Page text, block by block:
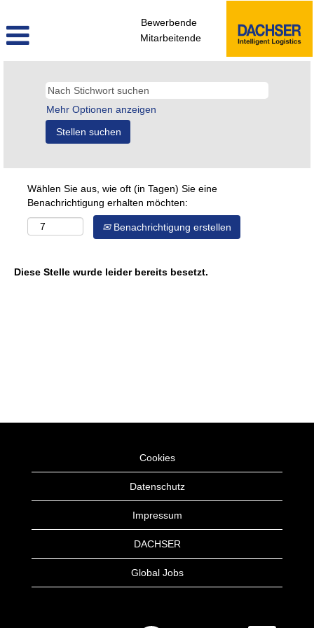
Bewerbende
Mitarbeitende
Mehr Optionen anzeigen
Wählen Sie aus, wie oft (in Tagen) Sie eine
Benachrichtigung erhalten möchten:
Benachrichtigung erstellen
Diese Stelle wurde leider bereits besetzt.
Cookies
Datenschutz
Impressum
DACHSER
Global Jobs